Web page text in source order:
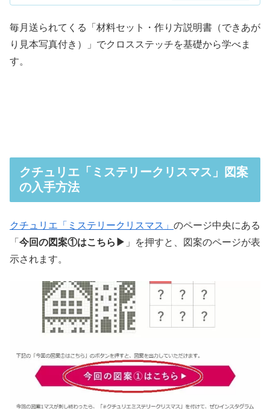
毎月送られてくる「材料セット・作り方説明書（できあが
り見本写真付き）」でクロスステッチを基礎から学べま
す。
クチュリエ「ミステリークリスマス」図案
の入手方法
クチュリエ「ミステリークリスマス」 のページ中央にある
「 今回の図案①はこちら▶ 」を押すと、図案のページが表
示されます。